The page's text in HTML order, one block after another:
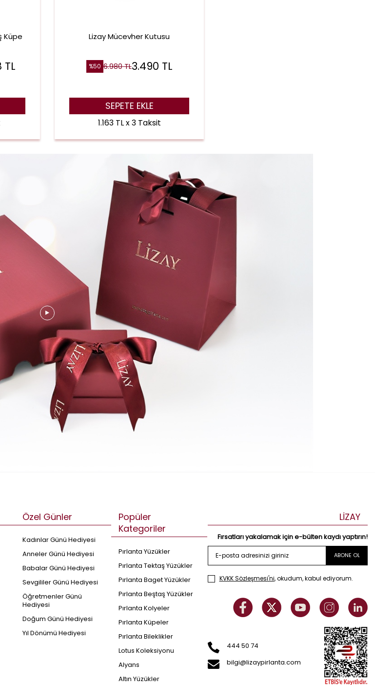
Küpe
TL
Lizay Mücevher Kutusu
%50 6.980TL3.490 TL
SEPETE EKLE
1.163 TL x 3 Taksit
Özel Günler
Kadınlar Günü Hediyesi
Anneler Günü Hediyesi
Babalar Günü Hediyesi
Sevgililer Günü Hediyesi
Öğretmenler Günü
Hediyesi
Doğum Günü Hediyesi
Yıl Dönümü Hediyesi
Popüler
Kategoriler
Pırlanta Yüzükler
Pırlanta Tektaş Yüzükler
Pırlanta Baget Yüzükler
Pırlanta Beştaş Yüzükler
Pırlanta Kolyeler
Pırlanta Küpeler
Pırlanta Bileklikler
Lotus Koleksiyonu
Alyans
Altın Yüzükler
LİZAY
Fırsatları yakalamak için e-bülten kaydı yaptırın!
ABONE OL
KVKK Sözleşmesi'ni, okudum, kabul ediyorum.
444 50 74
bilgi@lizaypirlanta.com